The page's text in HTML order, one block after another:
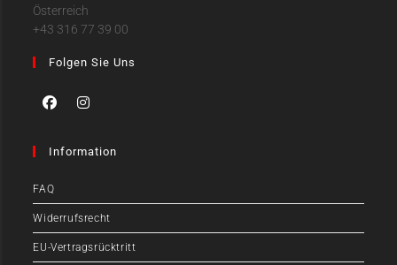
Österreich
+43 316 77 39 00
Folgen Sie Uns
Information
FAQ
Widerrufsrecht
EU-Vertragsrücktritt